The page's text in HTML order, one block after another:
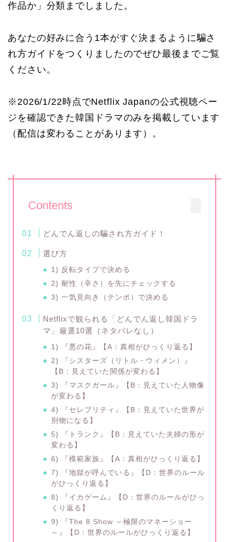
作品か」分類までしました。
あなたの好みに合う1本がすぐ決まるように騙さ
れ方ガイドをつくりましたのでぜひ最後までご覧
ください。
※2026/1/22時点でNetflix Japanの公式視聴ペー
ジを確認できた韓国ドラマのみを掲載しています
（配信は変わることがあります）。
Contents
どんでん返しの騙され方ガイド！
選び方
1) 反転タイプで決める
2) 耐性（辛さ）を先にチェックする
3) 一気見向き（テンポ）で決める
Netflixで観られる「どんでん返し韓国ドラ
マ」厳選10選（ネタバレなし）
1) 『悪の花』【A：真相がひっくり返る】
2) 『シスターズ（リトル・ウィメン）』
【B：見えていた関係が変わる】
3) 『マスクガール』【B：見えていた人物像
が変わる】
4) 『セレブリティ』【B：見えていた世界が
別物になる】
5) 『トランク』【B：見えていた夫婦の形が
変わる】
6) 『模範家族』【A：真相がひっくり返る】
7) 『地獄が呼んでいる』【D：世界のルール
がひっくり返る】
8) 『イカゲーム』【D：世界のルールがひっ
くり返る】
9) 『The 8 Show ～極限のマネーショー
～』【D：世界のルールがひっくり返る】